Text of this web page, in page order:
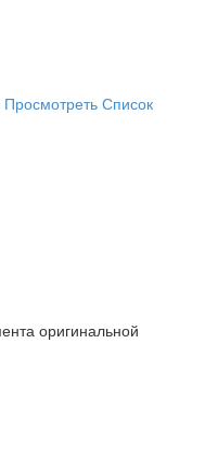
Просмотреть Список
оригинальной